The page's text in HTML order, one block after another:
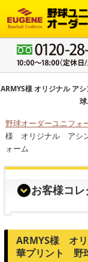
ARMYS様 オリジナル ア
野球オーダーユニフォ
様 オリジナル アシ
ォーム
お客様コ
ARMYS様 オ
華プリント 野